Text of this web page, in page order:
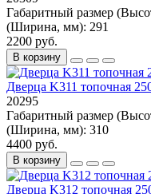
Габаритный размер
(Ширина, мм): 291
2200 руб.
В корзину
Дверца K311 топочная
20295
Габаритный размер
(Ширина, мм): 310
4400 руб.
В корзину
Дверца K312 топочная